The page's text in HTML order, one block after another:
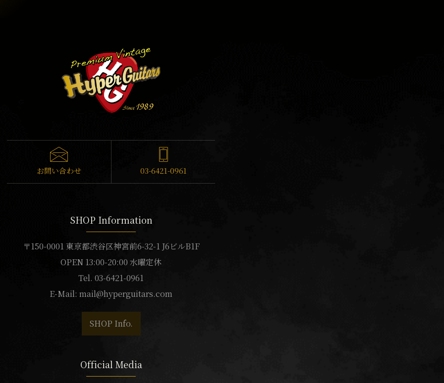
お問い合わせ 03-6421-0961
SHOP Information
〒150-0001 東京都渋谷区神宮前6-32-1 J6ビルB1F
OPEN 13:00-20:00 水曜定休
Tel. 03-6421-0961
E-Mail: mail@hyperguitars.com
SHOP Info.
Official Media